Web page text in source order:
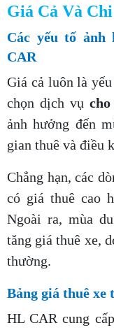
Giá Cả Và
Các yếu tố
CAR
Giá cả luôn là
chọn dịch vụ
ảnh hưởng đến
gian thuê và điều
Chẳng hạn, các
có giá thuê cao
Ngoài ra, mùa
tăng giá thuê xe,
thường.
Bảng giá thuê xe
HL CAR cung